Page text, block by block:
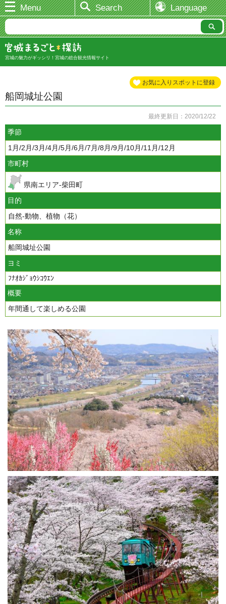
Menu Search Language
宮城の魅力がギッシリ！宮城の総合観光情報サイト
お気に入りスポットに登録
船岡城址公園
最終更新日：2020/12/22
季節
1月/2月/3月/4月/5月/6月/7月/8月/9月/10月/11月/12月
市町村
県南エリア-柴田町
目的
自然-動物、植物（花）
名称
船岡城址公園
ヨミ
ﾌﾅｵｶｼﾞｮｳｼｺｳｴﾝ
概要
年間通して楽しめる公園